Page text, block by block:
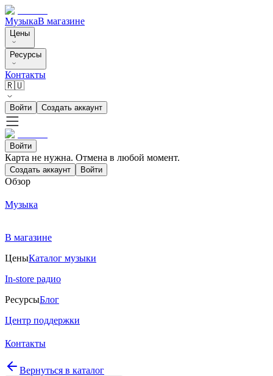
МузыкаВ магазине
Цены
Ресурсы
Контакты
🇷🇺
Войти Создать аккаунт
Войти
Карта не нужна. Отмена в любой момент.
Создать аккаунт Войти
Обзор
Музыка
В магазине
ЦеныКаталог музыки
In-store радио
РесурсыБлог
Центр поддержки
Контакты
Вернуться в каталог